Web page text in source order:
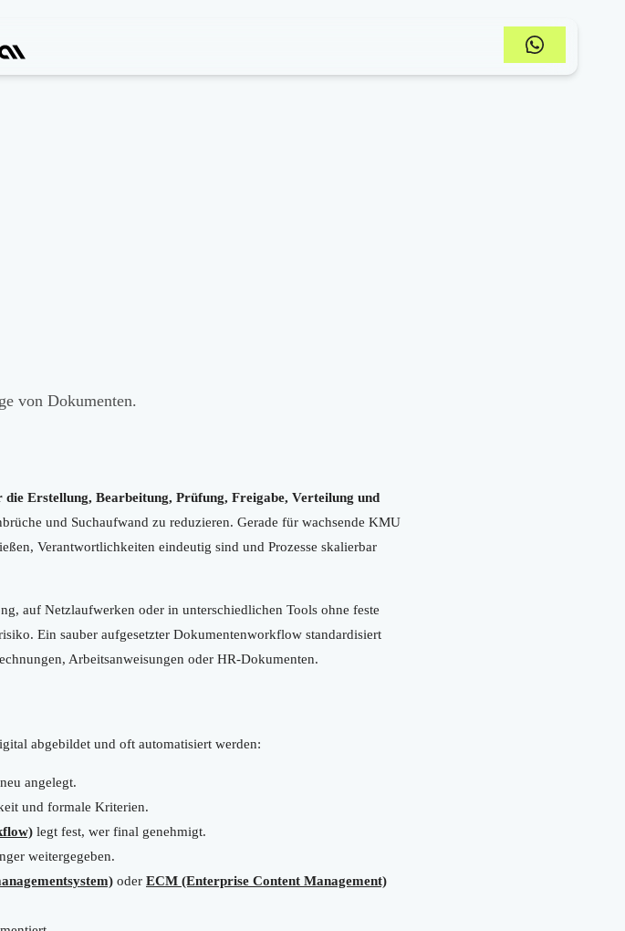
von Dokumenten.
Erstellung, Bearbeitung, Prüfung, Freigabe, Verteilung und
und Suchaufwand zu reduzieren. Gerade für wachsende KMU
Verantwortlichkeiten eindeutig sind und Prozesse skalierbar
auf Netzlaufwerken oder in unterschiedlichen Tools ohne feste
Ein sauber aufgesetzter Dokumentenworkflow standardisiert
Arbeitsanweisungen oder HR-Dokumenten.
abgebildet und oft automatisiert werden:
angelegt.
und formale Kriterien.
legt fest, wer final genehmigt.
weitergegeben.
oder ECM (Enterprise Content Management)